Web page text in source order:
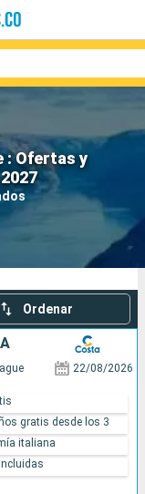
: Ofertas y
Ordenar
22/08/2026
gratis desde los 3
italiana